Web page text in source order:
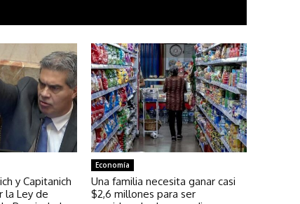
y Capitanich
la Ley de
Economía
Una familia necesita ganar casi
$2,6 millones para ser